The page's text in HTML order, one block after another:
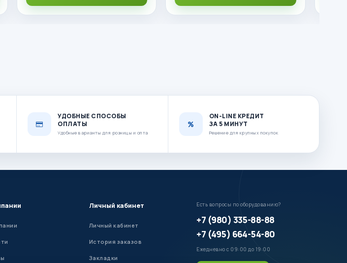
УДОБНЫЕ СПОСОБЫ
ОПЛАТЫ
Удобные варианты для розницы и опта
ON-LINE КРЕДИТ
ЗА 5 МИНУТ
Решение для крупных покупок
Личный кабинет
Личный кабинет
История заказов
Закладки
Есть вопросы по оборудованию?
+7 (980) 335-88-88
+7 (495) 664-54-80
Ежедневно с 09:00 до 19:00